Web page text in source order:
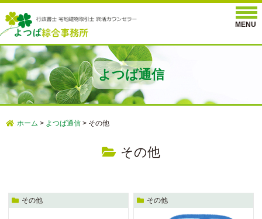
よつば通信
ホーム > よつば通信> その他
その他
その他 その他